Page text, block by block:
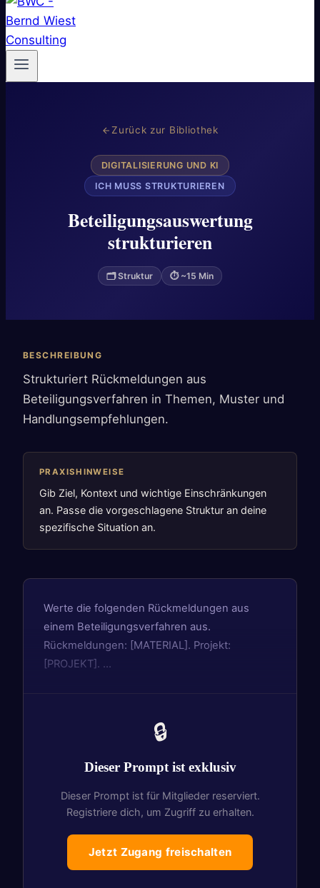
Zurück zur Bibliothek
DIGITALISIERUNG UND KI
ICH MUSS STRUKTURIEREN
Beteiligungsauswertung
strukturieren
🗂 Struktur ⏱ ~15 Min
BESCHREIBUNG
Strukturiert Rückmeldungen aus
Beteiligungsverfahren in Themen, Muster und
Handlungsempfehlungen.
PRAXISHINWEISE
Gib Ziel, Kontext und wichtige Einschränkungen
an. Passe die vorgeschlagene Struktur an deine
spezifische Situation an.
Werte die folgenden Rückmeldungen aus
einem Beteiligungsverfahren aus.
Rückmeldungen: [MATERIAL]. Projekt:
[PROJEKT]. …
🔒
Dieser Prompt ist exklusiv
Dieser Prompt ist für Mitglieder reserviert.
Registriere dich, um Zugriff zu erhalten.
Jetzt Zugang freischalten